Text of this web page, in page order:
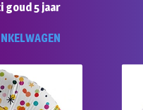
goud 5 jaar